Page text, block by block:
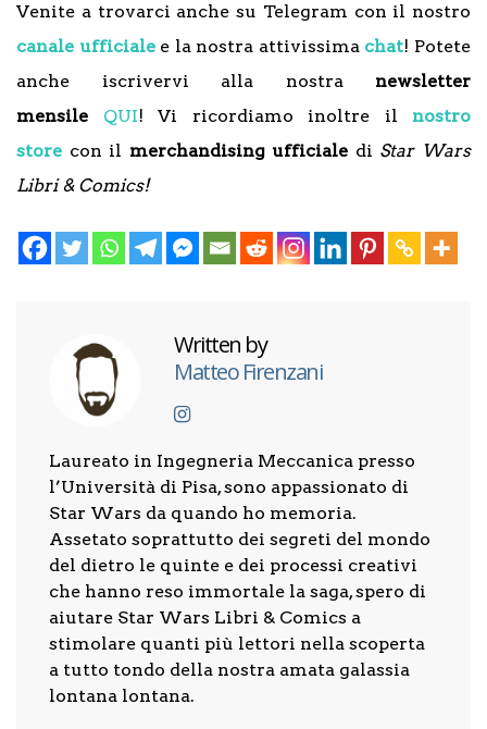
Venite a trovarci anche su Telegram con il nostro
canale ufficialee la nostra attivissima chat! Potete
anche iscrivervi alla nostra newsletter
mensile
QUI! Vi ricordiamo inoltre il nostro
store con il merchandising ufficiale di Star Wars
Libri & Comics!
Written by
Matteo Firenzani
Laureato in Ingegneria Meccanica presso
l’Università di Pisa, sono appassionato di
Star Wars da quando ho memoria.
Assetato soprattutto dei segreti del mondo
del dietro le quinte e dei processi creativi
che hanno reso immortale la saga, spero di
aiutare Star Wars Libri & Comics a
stimolare quanti più lettori nella scoperta
a tutto tondo della nostra amata galassia
lontana lontana.